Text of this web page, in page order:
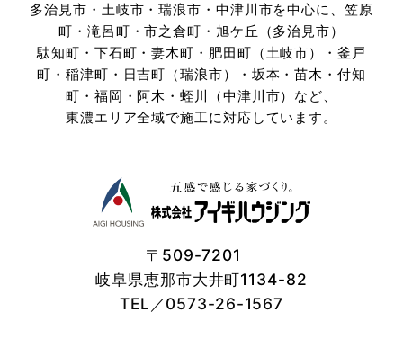
多治見市・土岐市・瑞浪市・中津川市を中心に、笠原
町・滝呂町・市之倉町・旭ケ丘（多治見市）
駄知町・下石町・妻木町・肥田町（土岐市）・釜戸
町・稲津町・日吉町（瑞浪市）・坂本・苗木・付知
町・ 福岡・阿木・蛭川（中津川市）など、
東濃エリア全域で施工に対応しています。
〒509-7201
岐阜県恵那市大井町1134-82
TEL／0573-26-1567